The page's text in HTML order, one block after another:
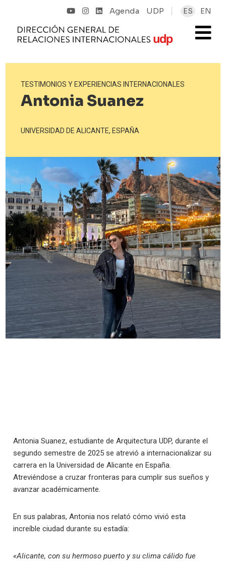
Agenda UDP ES EN
TESTIMONIOS Y EXPERIENCIAS INTERNACIONALES
Antonia Suanez
UNIVERSIDAD DE ALICANTE, ESPAÑA
Antonia Suanez, estudiante de Arquitectura UDP, durante el
segundo semestre de 2025 se atrevió a internacionalizar su
carrera en la Universidad de Alicante en España.
Atreviéndose a cruzar fronteras para cumplir sus sueños y
avanzar académicamente.
En sus palabras, Antonia nos relató cómo vivió esta
increíble ciudad durante su estadía:
«Alicante, con su hermoso puerto y su clima cálido fue